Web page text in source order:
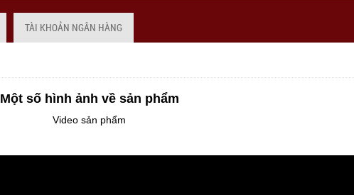
TÀI KHOẢN NGÂN HÀNG
Một số hình ảnh về sản phẩm
Video sản phẩm